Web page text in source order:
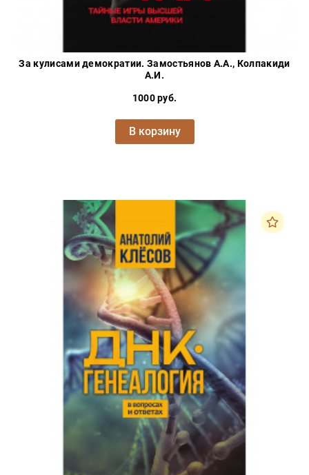
За кулисами демократии. Замостьянов А.А., Колпакиди
А.И.
1000 руб.
В корзину